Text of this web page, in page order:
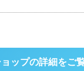
ップの詳細をご覧